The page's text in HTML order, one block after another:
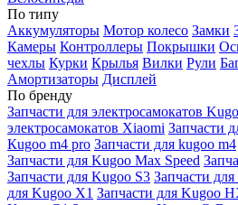
По типу
Аккумуляторы Мотор колесо Замки
Камеры Контроллеры Покрышки
чехлы Курки Крылья Вилки Рули
Амортизаторы Дисплей
По бренду
Запчасти для электросамокатов
электросамокатов Xiaomi Запчасти
Кugoo m4 pro Запчасти для kugoo m4
Запчасти для Kugoo Max Speed
Запчасти для Kugoo S3 Запчасти
для Kugoo X1 Запчасти для Kugoo